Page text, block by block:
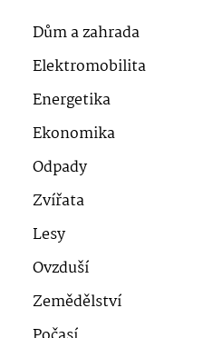
Dům a zahrada
Elektromobilita
Energetika
Ekonomika
Odpady
Zvířata
Lesy
Ovzduší
Zemědělství